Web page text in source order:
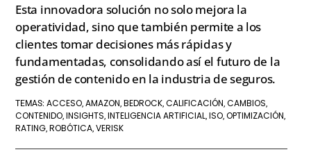
Esta innovadora solución no solo mejora la
operatividad, sino que también permite a los
clientes tomar decisiones más rápidas y
fundamentadas, consolidando así el futuro de la
gestión de contenido en la industria de seguros.
TEMAS:ACCESO,AMAZON, BEDROCK,CALIFICACIÓN,CAMBIOS,
CONTENIDO, INSIGHTS, INTELIGENCIA ARTIFICIAL, ISO,OPTIMIZACIÓN,
RATING, ROBÓTICA,VERISK